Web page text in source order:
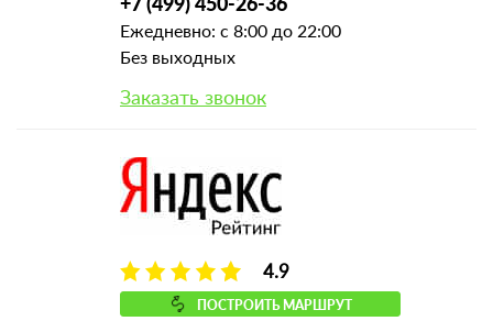
Ежедневно: с 8:00 до 22:00
Без выходных
Заказать звонок
4.9
ПОСТРОИТЬ МАРШРУТ